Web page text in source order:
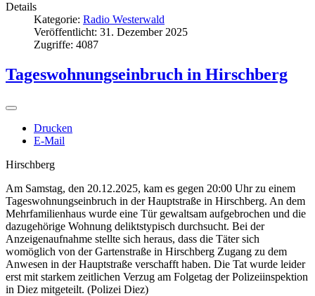
Details
Kategorie: Radio Westerwald
Veröffentlicht: 31. Dezember 2025
Zugriffe: 4087
Tageswohnungseinbruch in Hirschberg
Drucken
E-Mail
Hirschberg
Am Samstag, den 20.12.2025, kam es gegen 20:00 Uhr zu einem
Tageswohnungseinbruch in der Hauptstraße in Hirschberg. An dem
Mehrfamilienhaus wurde eine Tür gewaltsam aufgebrochen und die
dazugehörige Wohnung deliktstypisch durchsucht. Bei der
Anzeigenaufnahme stellte sich heraus, dass die Täter sich
womöglich von der Gartenstraße in Hirschberg Zugang zu dem
Anwesen in der Hauptstraße verschafft haben. Die Tat wurde leider
erst mit starkem zeitlichen Verzug am Folgetag der Polizeiinspektion
in Diez mitgeteilt. (Polizei Diez)